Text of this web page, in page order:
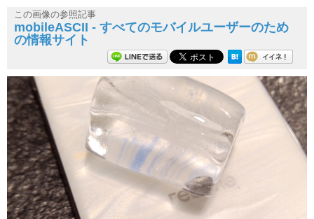
この画像の参照記事
mobileASCII - すべてのモバイルユーザーのため
の情報サイト